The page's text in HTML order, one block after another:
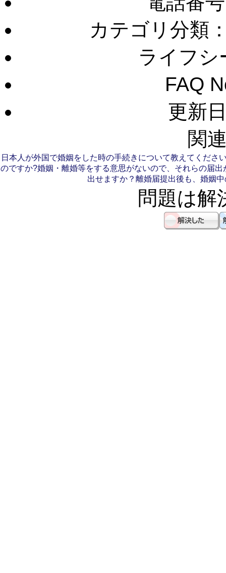
カテゴリ分類
ライフシ
FAQ
更新
関
日本人が外国で婚姻をした時の手続きについて教えてくださ
のですか?婚姻・離婚等をする意思がないので、それらの届
出せますか？ 離婚届提出後も、婚姻
問題は解